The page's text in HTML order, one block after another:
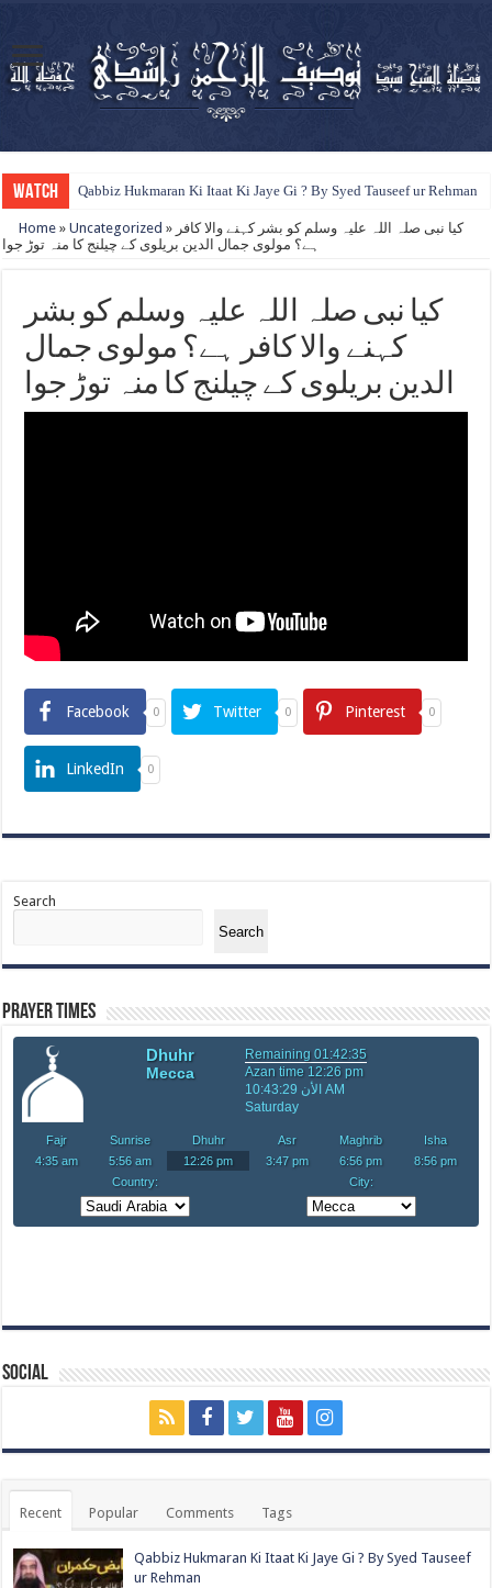
WATCH Qabbiz Hukmaran Ki Itaat Ki Jaye Gi ? By Syed Tauseef ur Rehman
Home » Uncategorized » کیا نبی صلہ اللہ علیہ وسلم کو بشر کہنے والا کافر
ہے؟ مولوی جمال الدین بریلوی کے چیلنج کا منہ توڑ جوا
کیا نبی صلہ اللہ علیہ وسلم کو بشر
کہنے والا کافر ہے؟ مولوی جمال
الدین بریلوی کے چیلنج کا منہ توڑ جوا
Facebook 0 Twitter 0 Pinterest 0
LinkedIn 0
Search
Search
Prayer Times
Social
Recent Popular Comments Tags
Qabbiz Hukmaran Ki Itaat Ki Jaye Gi ? By Syed Tauseef
ur Rehman